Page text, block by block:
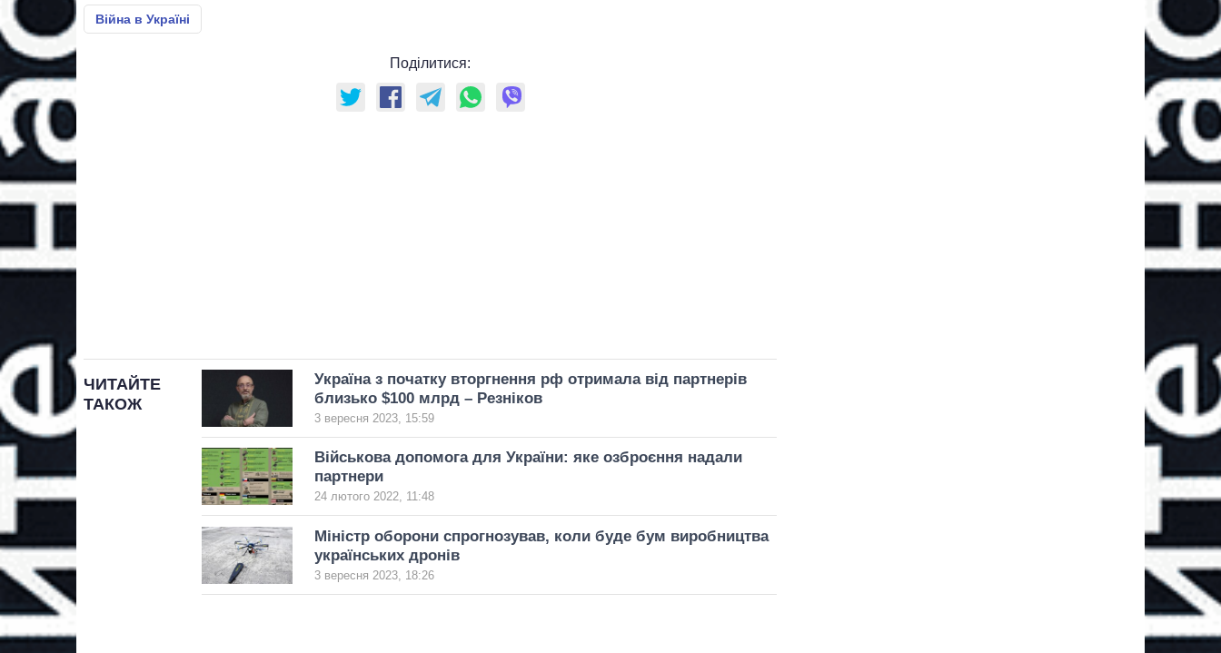
Війна в Україні
Поділитися:
ЧИТАЙТЕ
ТАКОЖ
Україна з початку вторгнення рф отримала від партнерів
близько $100 млрд – Резніков
3 вересня 2023, 15:59
Військова допомога для України: яке озброєння надали
партнери
24 лютого 2022, 11:48
Міністр оборони спрогнозував, коли буде бум виробництва
українських дронів
3 вересня 2023, 18:26